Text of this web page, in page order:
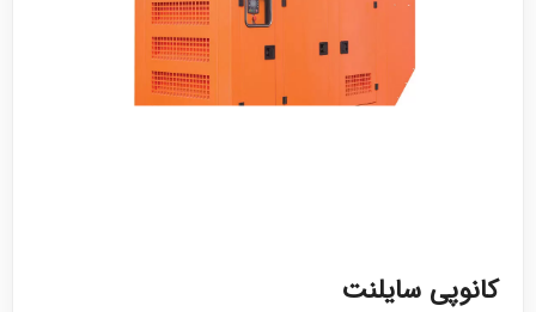
کانوپی سایلنت